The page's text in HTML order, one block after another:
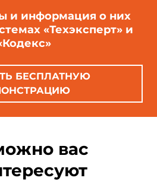
и информация о них
«Техэксперт» и
БЕСПЛАТНУЮ
вас